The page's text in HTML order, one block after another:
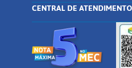
CENTRAL DE ATENDIMENTO